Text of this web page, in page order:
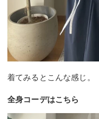
着てみるとこんな感じ。
全身コーデはこちら